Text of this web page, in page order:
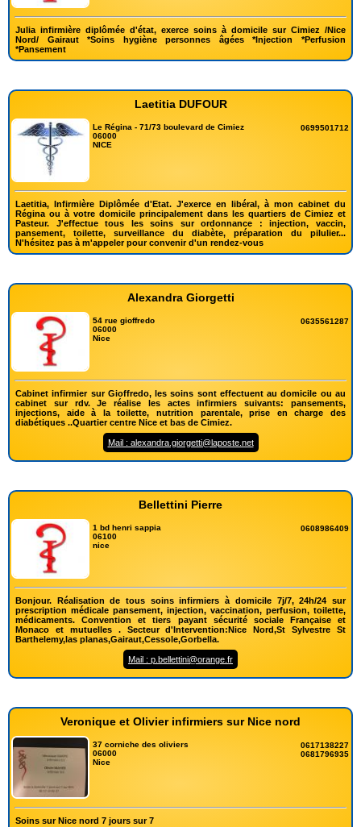
Julia infirmière diplômée d'état, exerce soins à domicile sur Cimiez /Nice
Nord/ Gairaut *Soins hygiène personnes âgées *Injection *Perfusion
*Pansement
Laetitia DUFOUR
Le Régina - 71/73 boulevard de Cimiez
06000
NICE
0699501712
Laetitia, Infirmière Diplômée d'Etat. J'exerce en libéral, à mon cabinet du
Régina ou à votre domicile principalement dans les quartiers de Cimiez et
Pasteur. J'effectue tous les soins sur ordonnance : injection, vaccin,
pansement, toilette, surveillance du diabète, préparation du pilulier...
N'hésitez pas à m'appeler pour convenir d'un rendez-vous
Alexandra Giorgetti
54 rue gioffredo
06000
Nice
0635561287
Cabinet infirmier sur Gioffredo, les soins sont effectuent au domicile ou au
cabinet sur rdv. Je réalise les actes infirmiers suivants: pansements,
injections, aide à la toilette, nutrition parentale, prise en charge des
diabétiques ..Quartier centre Nice et bas de Cimiez.
Mail : alexandra.giorgetti@laposte.net
Bellettini Pierre
1 bd henri sappia
06100
nice
0608986409
Bonjour. Réalisation de tous soins infirmiers à domicile 7j/7, 24h/24 sur
prescription médicale pansement, injection, vaccination, perfusion, toilette,
médicaments. Convention et tiers payant sécurité sociale Française et
Monaco et mutuelles . Secteur d'Intervention:Nice Nord,St Sylvestre St
Barthelemy,las planas,Gairaut,Cessole,Gorbella.
Mail : p.bellettini@orange.fr
Veronique et Olivier infirmiers sur Nice nord
37 corniche des oliviers
06000
Nice
0617138227
0681796935
Soins sur Nice nord 7 jours sur 7